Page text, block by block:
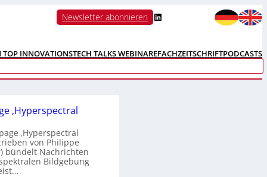
Newsletter abonnieren LinkedIn
TOP INNOVATIONSTECH TALKS WEBINAREFACHZEITSCHRIFTPODCASTS
‚Hyperspectral
‚Hyperspectral
von Philippe
bündelt Nachrichten
Bildgebung